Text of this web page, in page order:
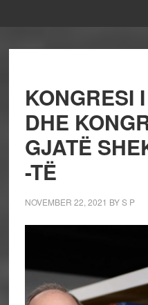
KONGRESI
DHE
GJATË
-TË
NOVEMBER 22, 2021 BYS P